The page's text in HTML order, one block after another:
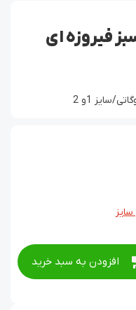
فیروزه ای
1و 2
افزودن به سبد خرید